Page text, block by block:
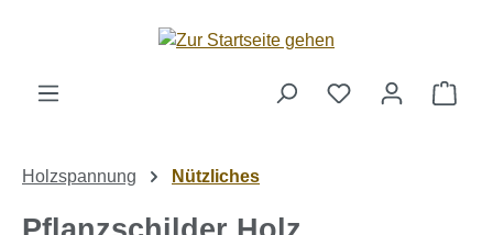
Zum Hauptinhalt springen
Holzspannung Nützliches